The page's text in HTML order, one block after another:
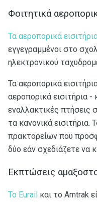
Φοιτητικά
Τα αεροπορικά
εγγεγραμμένοι στο
ηλεκτρονικού
Τα αεροπορικά
αεροπορικά εισιτήρια
εναλλακτικές πτήσεις
τα κανονικά
πρακτορείων που
δύο εάν σχεδιάζετε να
Εκπτώσεις
Το Eurail και το Amtrak